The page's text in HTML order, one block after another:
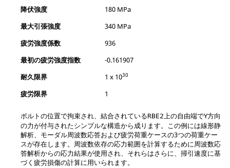
降伏強度
180 MPa
最大引張強度
340 MPa
疲労強度係数
936
最初の疲労強度指数
-0.161907
耐久限界
1 x 1030
疲労限界 1
ボルトの位置で拘束され、結合されているRBE2上の自由端でY方向
の力が付与されたシンプルな構造から成ります。この例には線形静
解析、モーダル周波数応答および疲労荷重ケースの3つの荷重ケー
スが存在します。周波数依存の応力範囲を計算するために周波数応
答解析からの応力結果が使用され、それらはさらに、掃引速度に基
づく疲労損傷の計算に用いられます。